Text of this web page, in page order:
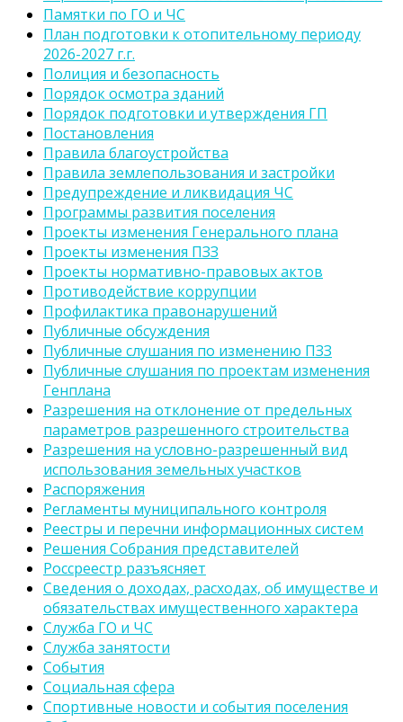
Памятки по ГО и ЧС
План подготовки к отопительному периоду
2026-2027 г.г.
Полиция и безопасность
Порядок осмотра зданий
Порядок подготовки и утверждения ГП
Постановления
Правила благоустройства
Правила землепользования и застройки
Предупреждение и ликвидация ЧС
Программы развития поселения
Проекты изменения Генерального плана
Проекты изменения ПЗЗ
Проекты нормативно-правовых актов
Противодействие коррупции
Профилактика правонарушений
Публичные обсуждения
Публичные слушания по изменению ПЗЗ
Публичные слушания по проектам изменения
Генплана
Разрешения на отклонение от предельных
параметров разрешенного строительства
Разрешения на условно-разрешенный вид
использования земельных участков
Распоряжения
Регламенты муниципального контроля
Реестры и перечни информационных систем
Решения Собрания представителей
Россреестр разъясняет
Сведения о доходах, расходах, об имуществе и
обязательствах имущественного характера
Служба ГО и ЧС
Служба занятости
События
Социальная сфера
Спортивные новости и события поселения